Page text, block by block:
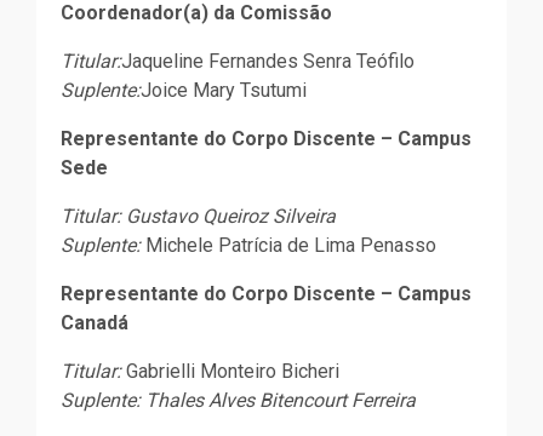
Coordenador(a) da Comissão
Titular:Jaqueline Fernandes Senra Teófilo
Suplente:Joice Mary Tsutumi
Representante do Corpo Discente – Campus
Sede
Titular: Gustavo Queiroz Silveira
Suplente: Michele Patrícia de Lima Penasso
Representante do Corpo Discente – Campus
Canadá
Titular:Gabrielli Monteiro Bicheri
Suplente: Thales Alves Bitencourt Ferreira